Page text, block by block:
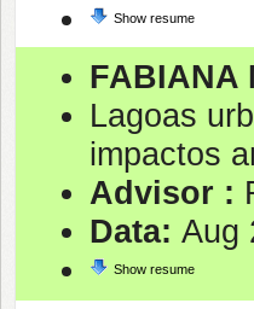
Show resume
FABIANA
Lagoas
impactos
Advisor :
Data: Aug
Show resume